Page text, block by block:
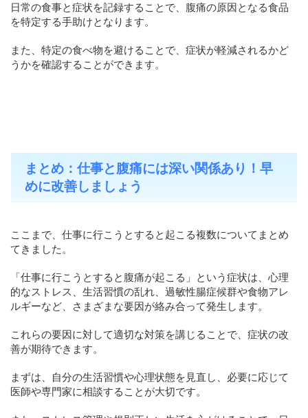
日常の食事と症状を記録することで、腹痛の原因となる食品
を特定する手助けとなります。
また、特定の食べ物を避けることで、症状が軽減されるかど
うかを確認することができます。
まとめ：仕事と腹痛には深い関係あり！早
めに改善しましょう
ここまで、仕事に行こうとすると起こる複数についてまとめ
てきました。
「仕事に行こうとすると腹痛が起こる」という症状は、心理
的なストレス、生活習慣の乱れ、過敏性腸症候群や食物アレ
ルギーなど、さまざまな要因が絡み合って発生します。
これらの要因に対して適切な対策を講じることで、症状の改
善が期待できます。
まずは、自分の生活習慣や心理状態を見直し、必要に応じて
医師や専門家に相談することが大切です。